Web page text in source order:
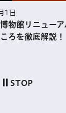
次のスライド
STOP
一人ひ
世界で